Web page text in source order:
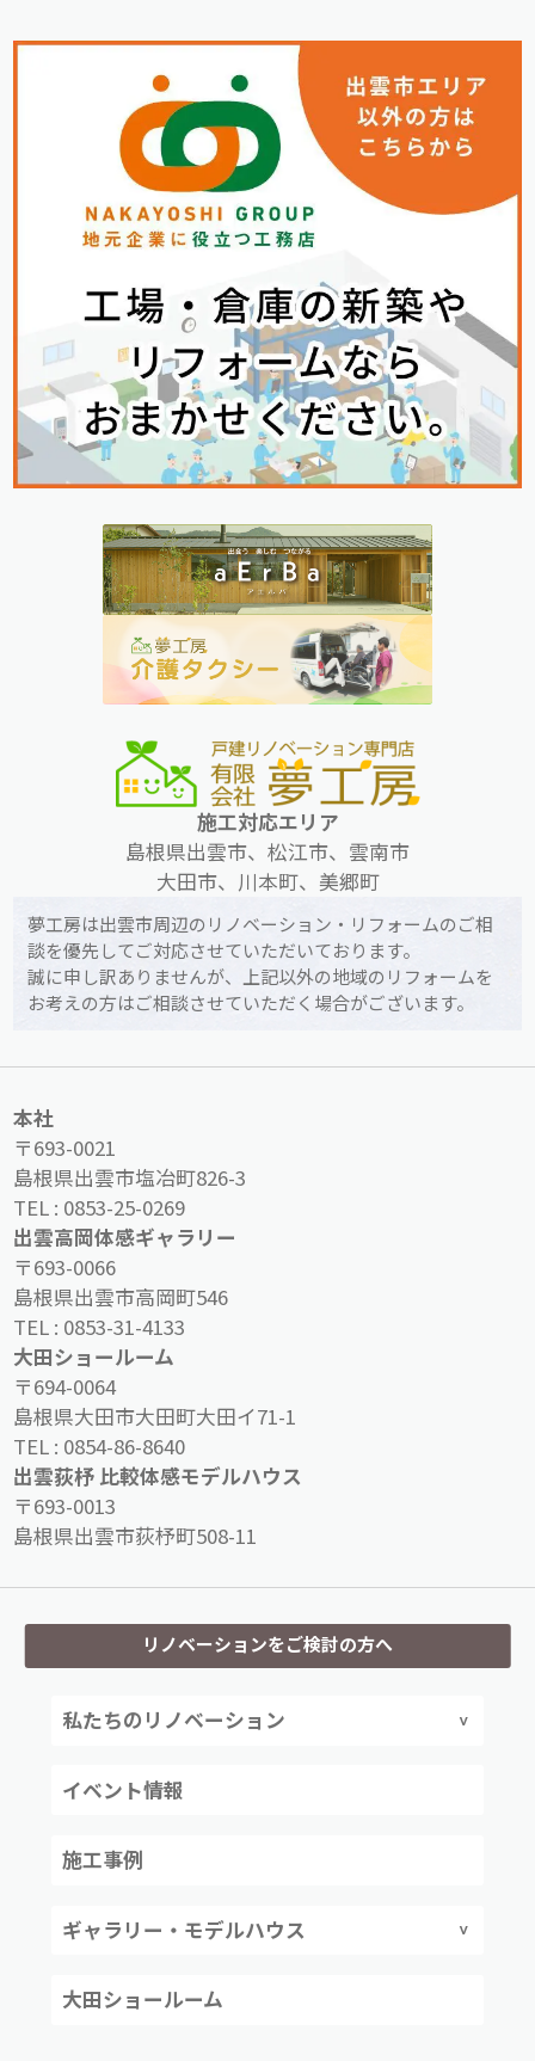
施工対応エリア
島根県出雲市、松江市、雲南市
大田市、川本町、美郷町
夢工房は出雲市周辺のリノベーション・リフォームのご相
談を優先してご対応させていただいております。
誠に申し訳ありませんが、上記以外の地域のリフォームを
お考えの方はご相談させていただく場合がございます。
本社
〒693-0021
島根県出雲市塩冶町826-3
TEL : 0853-25-0269
出雲高岡体感ギャラリー
〒693-0066
島根県出雲市高岡町546
TEL : 0853-31-4133
大田ショールーム
〒694-0064
島根県大田市大田町大田イ71-1
TEL : 0854-86-8640
出雲荻杼 比較体感モデルハウス
〒693-0013
島根県出雲市荻杼町508-11
リノベーションをご検討の方へ
私たちのリノベーション
イベント情報
施工事例
ギャラリー・モデルハウス
大田ショールーム